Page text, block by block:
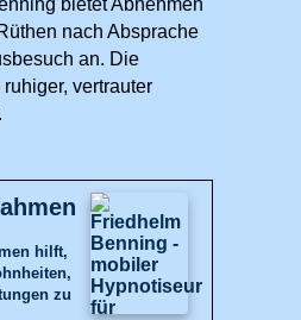
nach Absprache
an. Die
vertrauter
hilft,
zu